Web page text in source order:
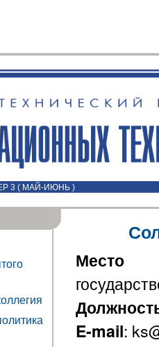
3 ( МАЙ-ИЮНЬ )
Место
E-mail: